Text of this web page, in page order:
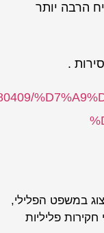
הרבה יותר
.
בייצוג במשפט הפלילי,
חקירות פליליות